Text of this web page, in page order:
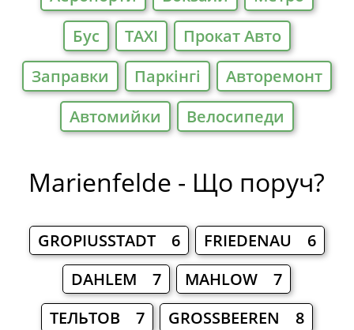
Бус
TAXI
Прокат Авто
Заправки
Паркiнгi
Авторемонт
Автомийки
Велосипеди
Marienfelde - Що поруч?
GROPIUSSTADT 6
FRIEDENAU 6
DAHLEM 7
MAHLOW 7
ТЕЛЬТОВ 7
GROSSBEEREN 8